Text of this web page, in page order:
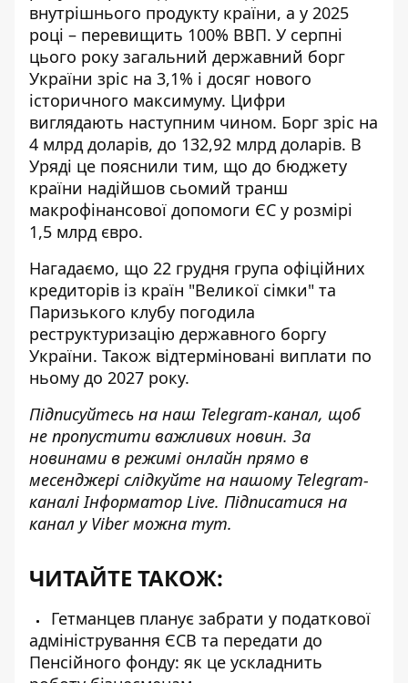
внутрішнього продукту країни, а у 2025
році – перевищить 100% ВВП. У серпні
цього року загальний державний борг
України зріс на 3,1% і досяг нового
історичного максимуму. Цифри
виглядають наступним чином. Борг зріс на
4 млрд доларів, до 132,92 млрд доларів. В
Уряді це пояснили тим, що до бюджету
країни надійшов сьомий транш
макрофінансової допомоги ЄС у розмірі
1,5 млрд євро.
Нагадаємо, що 22 грудня група офіційних
кредиторів із країн "Великої сімки" та
Паризького клубу погодила
реструктуризацію державного боргу
України. Також відтерміновані виплати по
ньому до 2027 року.
Підписуйтесь на наш Telegram-канал, щоб
не пропустити важливих новин. За
новинами в режимі онлайн прямо в
месенджері слідкуйте на нашому Telegram-
каналіІнформатор Live. Підписатися на
канал у Viber можна тут.
ЧИТАЙТЕ ТАКОЖ:
Гетманцев планує забрати у податкової
адміністрування ЄСВ та передати до
Пенсійного фонду: як це ускладнить